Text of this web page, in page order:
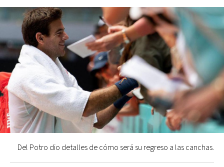
Del Potro dio detalles de cómo será su regreso a las canchas.